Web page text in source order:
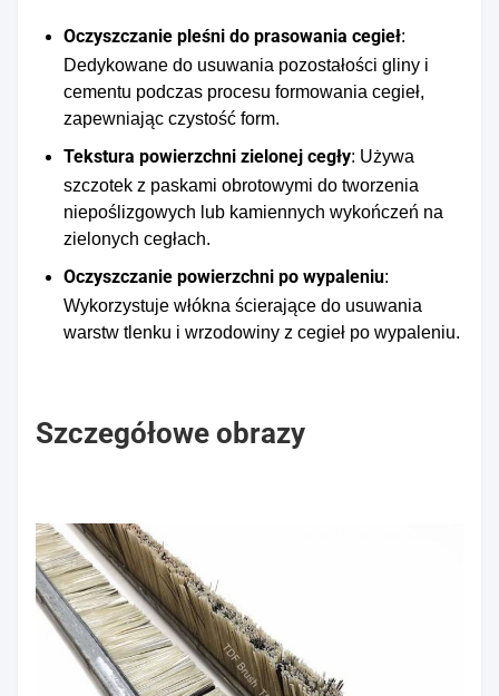
Oczyszczanie pleśni do prasowania cegieł:
Dedykowane do usuwania pozostałości gliny i
cementu podczas procesu formowania cegieł,
zapewniając czystość form.
Tekstura powierzchni zielonej cegły: Używa
szczotek z paskami obrotowymi do tworzenia
niepoślizgowych lub kamiennych wykończeń na
zielonych cegłach.
Oczyszczanie powierzchni po wypaleniu:
Wykorzystuje włókna ścierające do usuwania
warstw tlenku i wrzodowiny z cegieł po wypaleniu.
Szczegółowe obrazy